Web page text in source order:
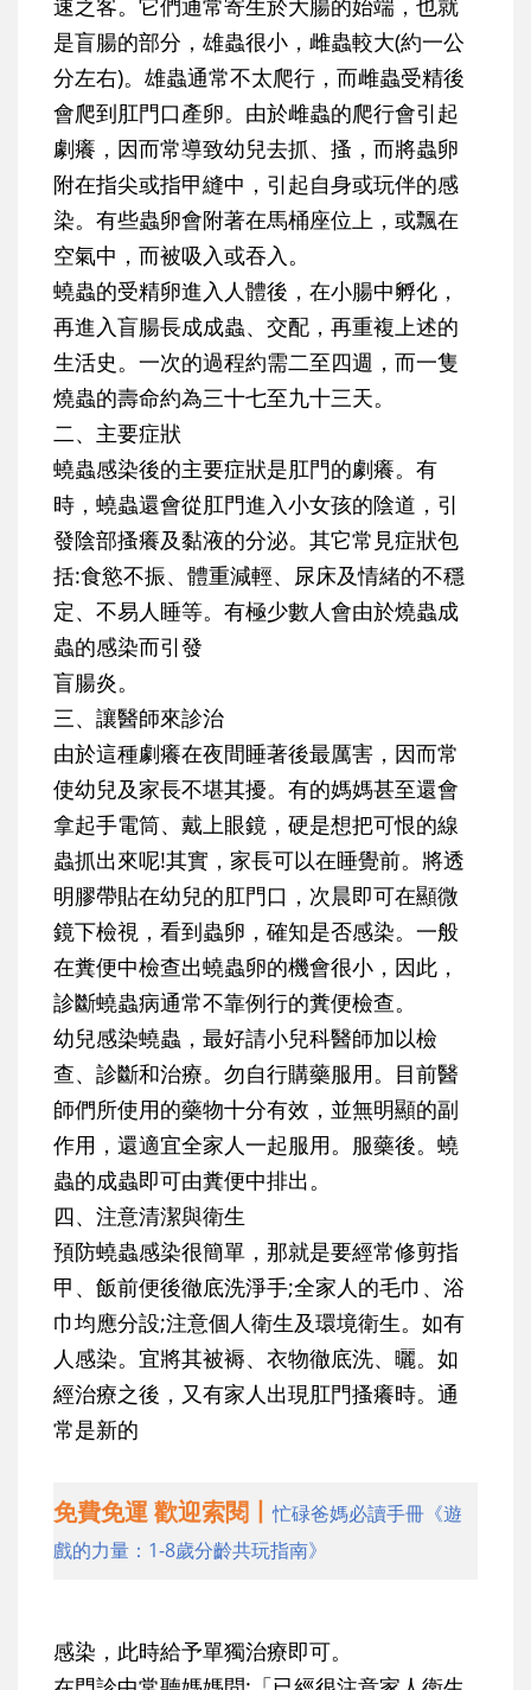
速之客。它們通常寄生於大腸的始端，也就
是盲腸的部分，雄蟲很小，雌蟲較大(約一公
分左右)。雄蟲通常不太爬行，而雌蟲受精後
會爬到肛門口產卵。由於雌蟲的爬行會引起
劇癢，因而常導致幼兒去抓、搔，而將蟲卵
附在指尖或指甲縫中，引起自身或玩伴的感
染。有些蟲卵會附著在馬桶座位上，或飄在
空氣中，而被吸入或吞入。
蟯蟲的受精卵進入人體後，在小腸中孵化，
再進入盲腸長成成蟲、交配，再重複上述的
生活史。一次的過程約需二至四週，而一隻
燒蟲的壽命約為三十七至九十三天。
二、主要症狀
蟯蟲感染後的主要症狀是肛門的劇癢。有
時，蟯蟲還會從肛門進入小女孩的陰道，引
發陰部搔癢及黏液的分泌。其它常見症狀包
括:食慾不振、體重減輕、尿床及情緒的不穩
定、不易人睡等。有極少數人會由於燒蟲成
蟲的感染而引發
盲腸炎。
三、讓醫師來診治
由於這種劇癢在夜間睡著後最厲害，因而常
使幼兒及家長不堪其擾。有的媽媽甚至還會
拿起手電筒、戴上眼鏡，硬是想把可恨的線
蟲抓出來呢!其實，家長可以在睡覺前。將透
明膠帶貼在幼兒的肛門口，次晨即可在顯微
鏡下檢視，看到蟲卵，確知是否感染。一般
在糞便中檢查出蟯蟲卵的機會很小，因此，
診斷蟯蟲病通常不靠例行的糞便檢查。
幼兒感染蟯蟲，最好請小兒科醫師加以檢
查、診斷和治療。勿自行購藥服用。目前醫
師們所使用的藥物十分有效，並無明顯的副
作用，還適宜全家人一起服用。服藥後。蟯
蟲的成蟲即可由糞便中排出。
四、注意清潔與衛生
預防蟯蟲感染很簡單，那就是要經常修剪指
甲、飯前便後徹底洗淨手;全家人的毛巾、浴
巾均應分設;注意個人衛生及環境衛生。如有
人感染。宜將其被褥、衣物徹底洗、曬。如
經治療之後，又有家人出現肛門搔癢時。通
常是新的
免費免運 歡迎索閱丨忙碌爸媽必讀手冊《遊
戲的力量：1-8歲分齡共玩指南》
感染，此時給予單獨治療即可。